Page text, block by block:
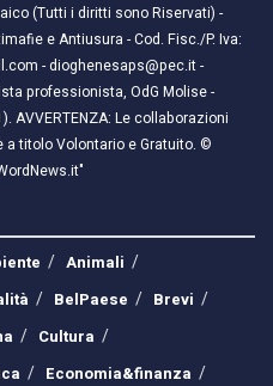
(Tutti i diritti sono Riservati) -
e Antiusura - Cod. Fisc./P. Iva:
- dioghenesaps@pec.it -
professionista, OdG Molise -
AVVERTENZA: Le collaborazioni
titolo Volontario e Gratuito. ©
Animali
BelPaese
Brevi
Cultura
Economia&finanza